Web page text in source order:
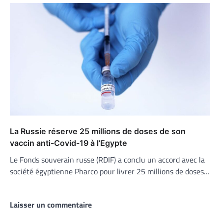
La Russie réserve 25 millions de doses de son
vaccin anti-Covid-19 à l’Egypte
Le Fonds souverain russe (RDIF) a conclu un accord avec la
société égyptienne Pharco pour livrer 25 millions de doses…
Laisser un commentaire